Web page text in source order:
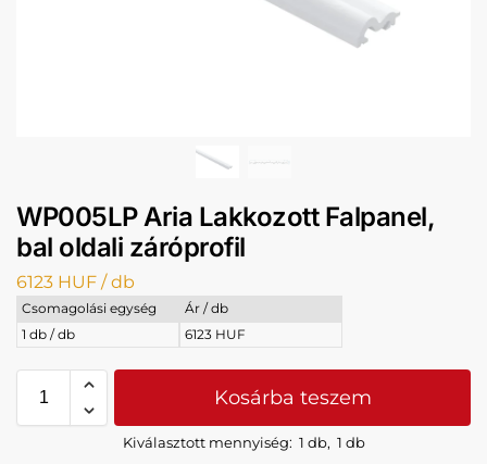
WP005LP Aria Lakkozott Falpanel,
bal oldali záróprofil
6123 HUF / db
Csomagolási egység
Ár / db
1 db / db
6123 HUF
Kosárba teszem
Kiválasztott mennyiség: 1 db, 1 db